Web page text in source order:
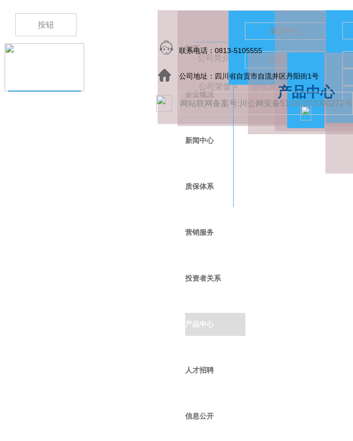
企业概况 /
企业文化 >
公司简介 >
公司荣誉 > 联系我们 >
业绩展示 >
公司新闻 >
新闻中心 /
首页
企业概况
新闻中心
质保体系
营销服务
投资者关系
产品中心
人才招聘
信息公开
产品中心
联系电话： 0813-5105555
公司地址：四川省自贡市自流井区丹阳街1号
按钮
网站联网备案号:川公网安备51030202000272号